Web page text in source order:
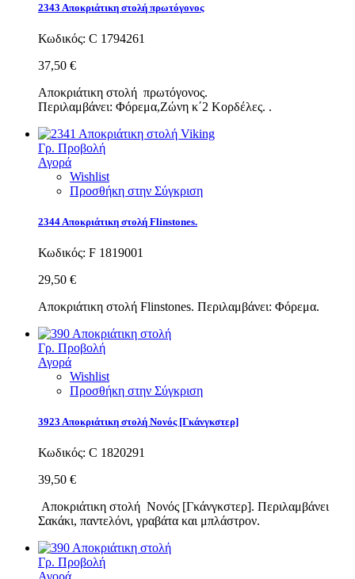
2343 Αποκριάτικη στολή πρωτόγονος
Κωδικός: C 1794261
37,50 €
Αποκριάτικη στολή πρωτόγονος.
Περιλαμβάνει: Φόρεμα,Ζώνη κ΄2 Κορδέλες. .
Γρ. Προβολή
Αγορά
Wishlist
Προσθήκη στην Σύγκριση
2344 Αποκριάτικη στολή Flinstones.
Κωδικός: F 1819001
29,50 €
Αποκριάτικη στολή Flinstones. Περιλαμβάνει: Φόρεμα.
Γρ. Προβολή
Αγορά
Wishlist
Προσθήκη στην Σύγκριση
3923 Αποκριάτικη στολή Νονός [Γκάνγκστερ]
Κωδικός: C 1820291
39,50 €
Αποκριάτικη στολή Νονός [Γκάνγκστερ]. Περιλαμβάνει
Σακάκι, παντελόνι, γραβάτα και μπλάστρον.
Γρ. Προβολή